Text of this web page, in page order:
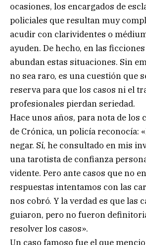
ocasiones, los encargados de
policiales que resultan muy
acudir con clarividentes o
ayuden. De hecho, en las
abundan estas situaciones. Sin
no sea raro, es una cuestión que
reserva para que los casos ni el
profesionales pierdan seriedad.
Hace unos años, para nota de los
de Crónica, un policía reconocía:
negar. Sí, he consultado en mis
una tarotista de confianza
vidente. Pero ante casos que no
respuestas intentamos con las
nos cobró. Y la verdad es que las
guiaron, pero no fueron
resolver los casos».
Un caso famoso fue el que